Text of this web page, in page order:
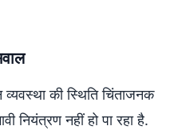
की स्थिति चिंताजनक
नियंत्रण नहीं हो पा रहा है.